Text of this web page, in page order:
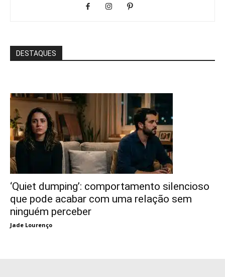
DESTAQUES
‘Quiet dumping’: comportamento silencioso
que pode acabar com uma relação sem
ninguém perceber
Jade Lourenço